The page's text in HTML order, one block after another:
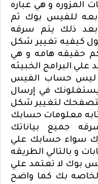
المزوره و هي عباره
للفيس بوك ثم
ذلك يتم سرقه
كيفيه تغيير شكل
حقيقه هامه و هي
البرامج الخبيثه
ليس حساب الفيس
في إرسال
لتغيير شكل
معلومات حسابك
جميع بياناتك
سواء حسابك علي
و بالتالي الطريقه
بوك لا تعتمد علي
بك كما واضح